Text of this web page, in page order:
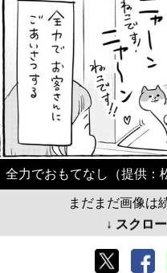
全力でおもてなし（提供：
まだまだ画像は
↓ スクロ